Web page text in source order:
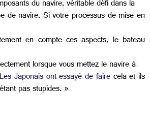
du navire, véritable défi dans la
de navire. Si votre processus de mise en
en compte ces aspects, le bateau
lorsque vous mettez le navire à
Les Japonais ont essayé de fairecela et ils
pas stupides. »